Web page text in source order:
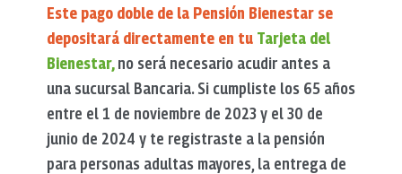
Este pago doble de la Pensión Bienestar se
depositará directamente en tu Tarjeta del
Bienestar, no será necesario acudir antes a
una sucursal Bancaria. Si cumpliste los 65 años
entre el 1 de noviembre de 2023 y el 30 de
junio de 2024 y te registraste a la pensión
para personas adultas mayores, la entrega de